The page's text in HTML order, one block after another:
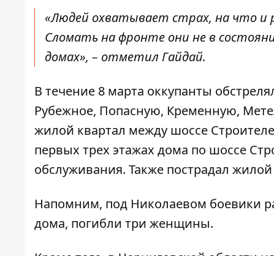
«Людей охватывает страх, на что
Сломать на фронте они не в
домах», – отметил Гайдай.
В течение 8 марта оккупанты
Рубежное, Попасную, Кременную,
жилой квартал между шоссе
первых трех этажах дома по шоссе
обслуживания. Также пострадал
Напомним, под Николаевом боевики
дома, погибли три женщины.